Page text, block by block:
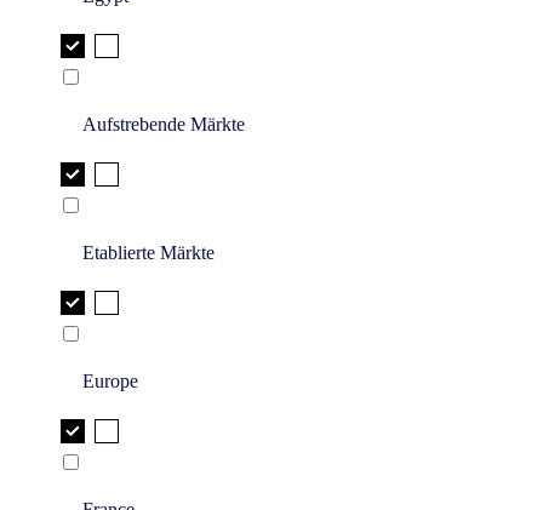
Aufstrebende Märkte
Etablierte Märkte
Europe